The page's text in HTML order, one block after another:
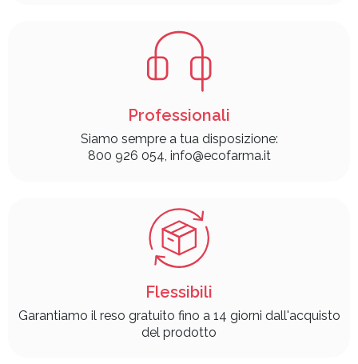
Professionali
Siamo sempre a tua disposizione:
800 926 054, info@ecofarma.it
Flessibili
Garantiamo il reso gratuito fino a 14 giorni dall'acquisto
del prodotto